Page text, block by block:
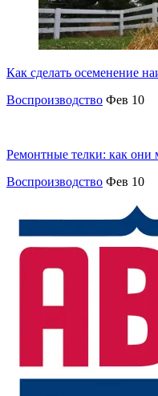
Как сделать осеменение
Воспроизводство Фев 10
Ремонтные телки: как они
Воспроизводство Фев 10